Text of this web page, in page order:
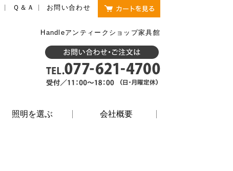
Ｑ＆Ａ お問い合わせ
Handleアンティークショップ家具館
照明を選ぶ 会社概要